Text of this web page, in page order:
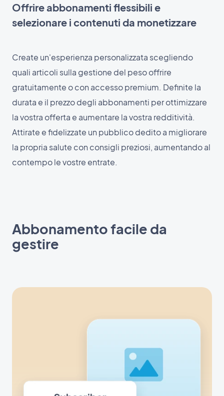
Offrire abbonamenti flessibili e
selezionare i contenuti da monetizzare
Create un'esperienza personalizzata scegliendo
quali articoli sulla gestione del peso offrire
gratuitamente o con accesso premium. Definite la
durata e il prezzo degli abbonamenti per ottimizzare
la vostra offerta e aumentare la vostra redditività.
Attirate e fidelizzate un pubblico dedito a migliorare
la propria salute con consigli preziosi, aumentando al
contempo le vostre entrate.
Abbonamento facile da
gestire